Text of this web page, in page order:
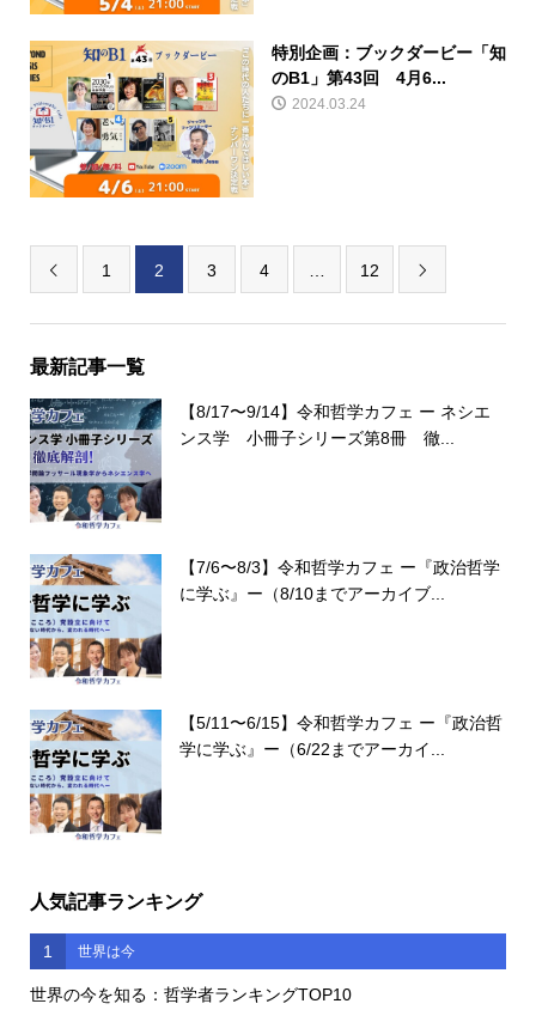
特別企画：ブックダービー「知
のB1」第43回 4月6...
2024.03.24
 1 2 3 4 12 
最新記事一覧
【8/17〜9/14】令和哲学カフェ ー ネシエ
ンス学 小冊子シリーズ第8冊 徹...
【7/6〜8/3】令和哲学カフェ ー『政治哲学
に学ぶ』ー（8/10までアーカイブ...
【5/11〜6/15】令和哲学カフェ ー『政治哲
学に学ぶ』ー（6/22までアーカイ...
人気記事ランキング
1 世界は今
世界の今を知る：哲学者ランキングTOP10